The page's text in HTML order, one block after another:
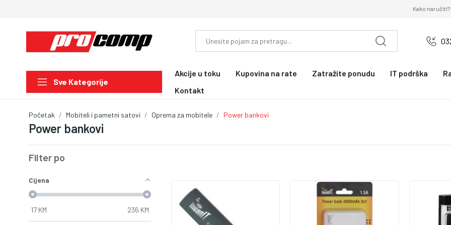
Kako naručiti?
Sve Kategorije
Akcije u toku Kupovina na rate Zatražite ponudu IT podrška
Kontakt
Power bankovi
Početak Mobiteli i pametni satovi Oprema za mobitele Power bankovi
Filter po
Cijena
17 KM 236 KM